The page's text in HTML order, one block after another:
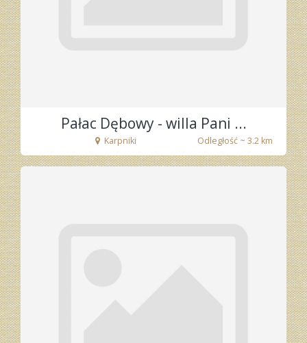
Pałac Dębowy - willa Pani ...
Karpniki Odległość ~ 3.2 km